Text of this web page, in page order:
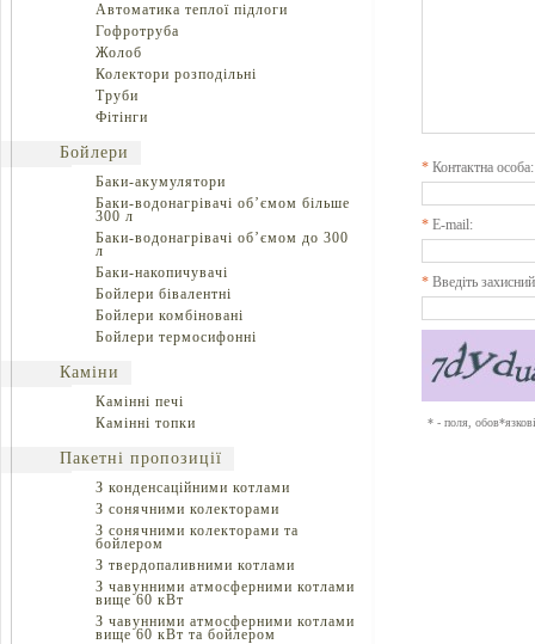
Автоматика теплої підлоги
Гофротруба
Жолоб
Колектори розподільні
Труби
Фітінги
Бойлери
Баки-акумулятори
Баки-водонагрівачі об’ємом більше
300 л
Баки-водонагрівачі об’ємом до 300
л
Баки-накопичувачі
Бойлери бівалентні
Бойлери комбіновані
Бойлери термосифонні
Каміни
Камінні печі
Камінні топки
Пакетні пропозиції
З конденсаційними котлами
З сонячними колекторами
З сонячними колекторами та
бойлером
З твердопаливними котлами
З чавунними атмосферними котлами
вище 60 кВт
З чавунними атмосферними котлами
вище 60 кВт та бойлером
*Контактна особа:
*E-mail:
*Введіть
* - поля,